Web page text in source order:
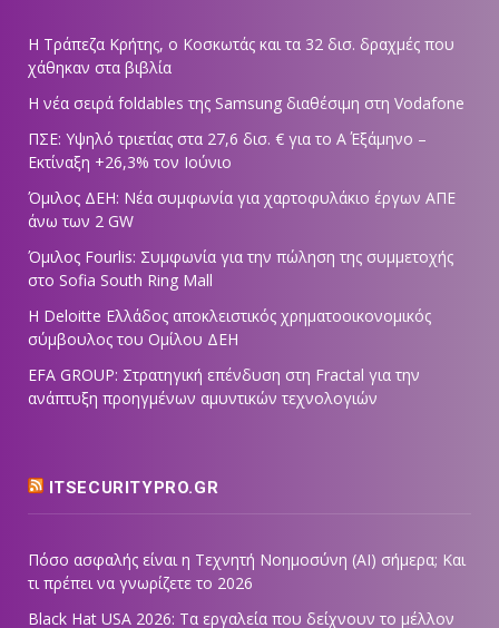
Η Τράπεζα Κρήτης, ο Κοσκωτάς και τα 32 δισ. δραχμές που
χάθηκαν στα βιβλία
Η νέα σειρά foldables της Samsung διαθέσιμη στη Vodafone
ΠΣΕ: Υψηλό τριετίας στα 27,6 δισ. € για το Α΄ Εξάμηνο –
Εκτίναξη +26,3% τον Ιούνιο
Όμιλος ΔΕΗ: Νέα συμφωνία για χαρτοφυλάκιο έργων ΑΠΕ
άνω των 2 GW
Όμιλος Fourlis: Συμφωνία για την πώληση της συμμετοχής
στο Sofia South Ring Mall
Η Deloitte Ελλάδος αποκλειστικός χρηματοοικονομικός
σύμβουλος του Ομίλου ΔΕΗ
EFA GROUP: Στρατηγική επένδυση στη Fractal για την
ανάπτυξη προηγμένων αμυντικών τεχνολογιών
ITSECURITYPRO.GR
Πόσο ασφαλής είναι η Τεχνητή Νοημοσύνη (AI) σήμερα; Και
τι πρέπει να γνωρίζετε το 2026
Black Hat USA 2026: Τα εργαλεία που δείχνουν το μέλλον